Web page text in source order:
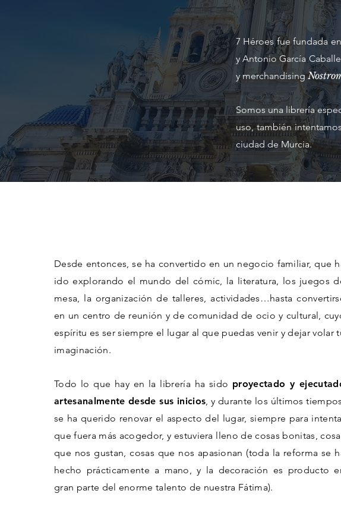
7 Héroes fue fundada
y Antonio García
y merchandising
Somos una librería
uso, también
ciudad de Murcia.
Desde entonces, se ha convertido en un negocio familiar, que
ido explorando el mundo del cómic, la literatura, los juegos
mesa, la organización de talleres, actividades…hasta
en un centro de reunión y de comunidad de ocio y cultural,
espíritu es ser siempre el lugar al que puedas venir y dejar volar
imaginación.
Todo lo que hay en la librería ha sido proyectado y
artesanalmente desde sus inicios, y durante los últimos
se ha querido renovar el aspecto del lugar, siempre para
que fuera más acogedor, y estuviera lleno de cosas bonitas,
que nos gustan, cosas que nos apasionan (toda la reforma se
hecho prácticamente a mano, y la decoración es producto
gran parte del enorme talento de nuestra Fátima).